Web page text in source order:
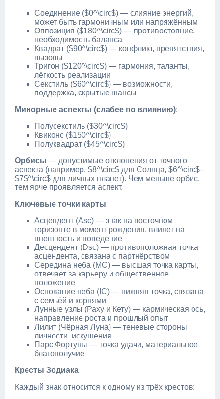
Соединение ($0^\circ$) — слияние энергий,
может быть гармоничным или напряжённым
Оппозиция ($180^\circ$) — противостояние,
необходимость баланса
Квадрат ($90^\circ$) — конфликт, препятствия,
вызовы
Тригон ($120^\circ$) — гармония, таланты,
лёгкость реализации
Секстиль ($60^\circ$) — возможности,
поддержка, скрытые шансы
Минорные аспекты (слабее по влиянию):
Полусекстиль ($30^\circ$)
Квиконс ($150^\circ$)
Полуквадрат ($45^\circ$)
Орбисы — допустимые отклонения от точного
аспекта (например, $8^\circ$ для Солнца, $6^\circ$–
$7$^\circ$ для личных планет). Чем меньше орбис,
тем ярче проявляется аспект.
Ключевые точки карты
Асцендент (Asc) — знак на восточном
горизонте в момент рождения, влияет на
внешность и поведение
Десцендент (Dsc) — противоположная точка
асцендента, связана с партнёрством
Середина неба (MC) — высшая точка карты,
отвечает за карьеру и общественное
положение
Основание неба (IC) — нижняя точка, связана
с семьёй и корнями
Лунные узлы (Раху и Кету) — кармическая ось,
направление роста и прошлый опыт
Лилит (Чёрная Луна) — теневые стороны
личности, искушения
Парс Фортуны — точка удачи, материальное
благополучие
Кресты Зодиака
Каждый знак относится к одному из трёх крестов: